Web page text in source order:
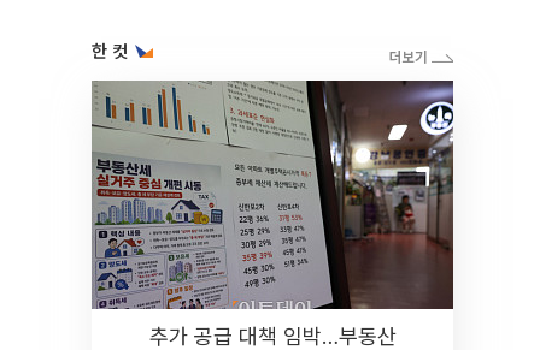
한 컷
추가 공급 대책 임박…부동산